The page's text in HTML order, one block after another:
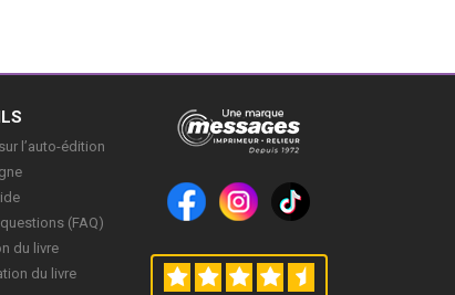
l’auto-édition
(FAQ)
du livre
du livre